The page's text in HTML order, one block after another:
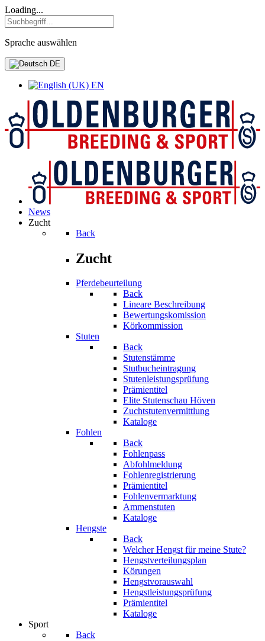
Loading...
Sprache auswählen
DE
EN
News
Zucht
Back
Zucht
Pferdebeurteilung
Back
Lineare Beschreibung
Bewertungskomission
Körkommission
Stuten
Back
Stutenstämme
Stutbucheintragung
Stutenleistungsprüfung
Prämientitel
Elite Stutenschau Höven
Zuchtstutenvermittlung
Kataloge
Fohlen
Back
Fohlenpass
Abfohlmeldung
Fohlenregistrierung
Prämientitel
Fohlenvermarktung
Ammenstuten
Kataloge
Hengste
Back
Welcher Hengst für meine Stute?
Hengstverteilungsplan
Körungen
Hengstvorauswahl
Hengstleistungsprüfung
Prämientitel
Kataloge
Sport
Back